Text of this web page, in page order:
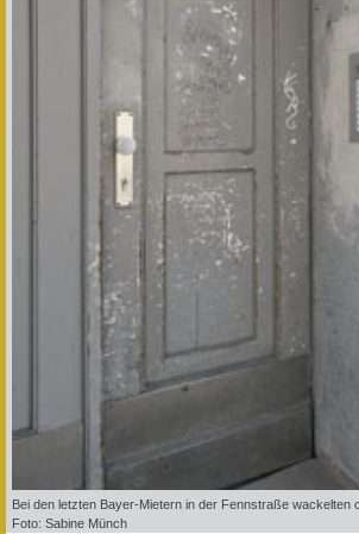
Bei den letzten Bayer-Mietern in der Fennstraße wackelten
Foto: Sabine Münch